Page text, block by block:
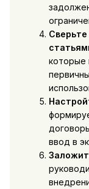
которые
ввод в